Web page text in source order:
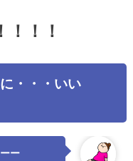
！！！
・・・いい
ー